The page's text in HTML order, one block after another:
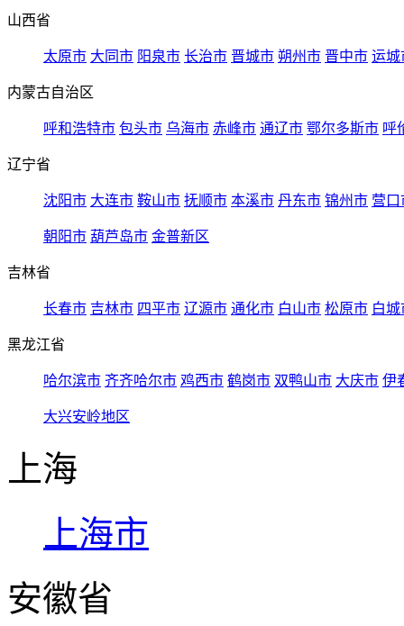
山西省
太原市 大同市 阳泉市 长治市 晋城市 朔州市 晋中市 运城
内蒙古自治区
呼和浩特市 包头市 乌海市 赤峰市 通辽市 鄂尔多斯市 呼
辽宁省
沈阳市 大连市 鞍山市 抚顺市 本溪市 丹东市 锦州市 营口
朝阳市 葫芦岛市 金普新区
吉林省
长春市 吉林市 四平市 辽源市 通化市 白山市 松原市 白城
黑龙江省
哈尔滨市 齐齐哈尔市 鸡西市 鹤岗市 双鸭山市 大庆市 伊
大兴安岭地区
上海
上海市
安徽省